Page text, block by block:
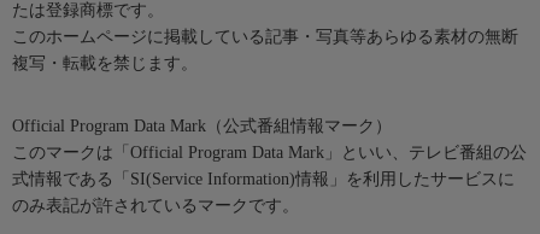
たは登録商標です。
このホームページに掲載している記事・写真等あらゆる素材の無断
複写・転載を禁じます。
Official Program Data Mark（公式番組情報マーク）
このマークは「Official Program Data Mark」といい、テレビ番組の公
式情報である「SI(Service Information)情報」を利用したサービスに
のみ表記が許されているマークです。